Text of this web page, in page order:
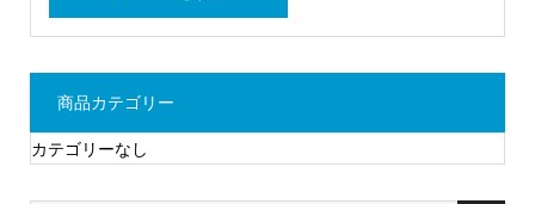
商品カテゴリー
カテゴリーなし